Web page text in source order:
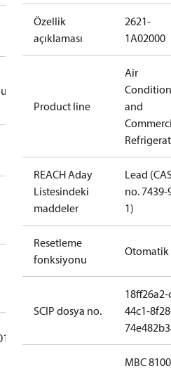
Özellik
açıklaması
2621-
1A02000
Product line
Air
and
REACH Aday
Listesindeki
maddeler
Lead
no. 7439-
1)
Resetleme
fonksiyonu
Otomatik
SCIP dosya no.
44c1-
MBC 8100